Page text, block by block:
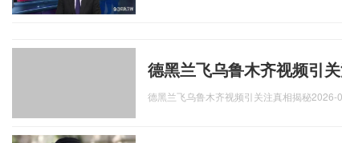
德黑兰飞乌鲁木齐视频引
德黑兰飞乌鲁木齐视频引关注真相揭秘2026-